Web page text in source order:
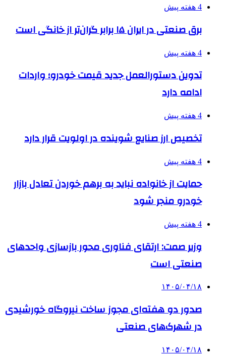
4 هفته پیش
برق صنعتی در ایران ۱۵ برابر گران‌تر از خانگی است
4 هفته پیش
تدوین دستورالعمل جدید قیمت خودرو؛ واردات
ادامه دارد
4 هفته پیش
تخصیص ارز صنایع شوینده در اولویت قرار دارد
4 هفته پیش
حمایت از خانواده نباید به برهم خوردن تعادل بازار
خودرو منجر شود
4 هفته پیش
وزیر صمت: ارتقای فناوری محور بازسازی واحدهای
صنعتی است
۱۴۰۵/۰۴/۱۸
صدور دو هفته‌ای مجوز ساخت نیروگاه خورشیدی
در شهرک‌های صنعتی
۱۴۰۵/۰۴/۱۸